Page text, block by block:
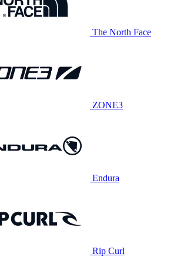
The North Face
ZONE3
Endura
Rip Curl